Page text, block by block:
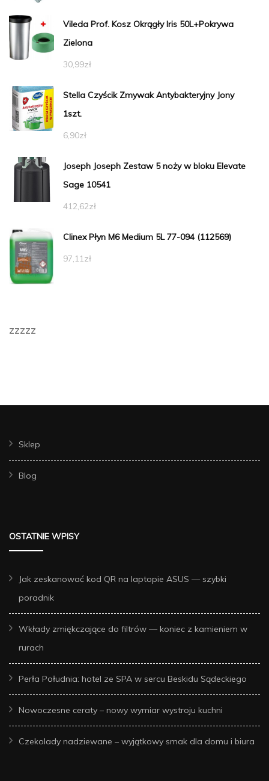
Vileda Prof. Kosz Okrągły Iris 50L+Pokrywa
Zielona
30,99zł
Stella Czyścik Zmywak Antybakteryjny Jony
1szt.
6,90zł
Joseph Joseph Zestaw 5 noży w bloku Elevate
Sage 10541
412,62zł
Clinex Płyn M6 Medium 5L 77-094 (112569)
97,11zł
zzzzz
Sklep
Blog
OSTATNIE WPISY
Jak zeskanować kod QR na laptopie ASUS — szybki
poradnik
Wkłady zmiękczające do filtrów — koniec z kamieniem w
rurach
Perła Południa: hotel ze SPA w sercu Beskidu Sądeckiego
Nowoczesne ceraty – nowy wymiar wystroju kuchni
Czekolady nadziewane – wyjątkowy smak dla domu i biura